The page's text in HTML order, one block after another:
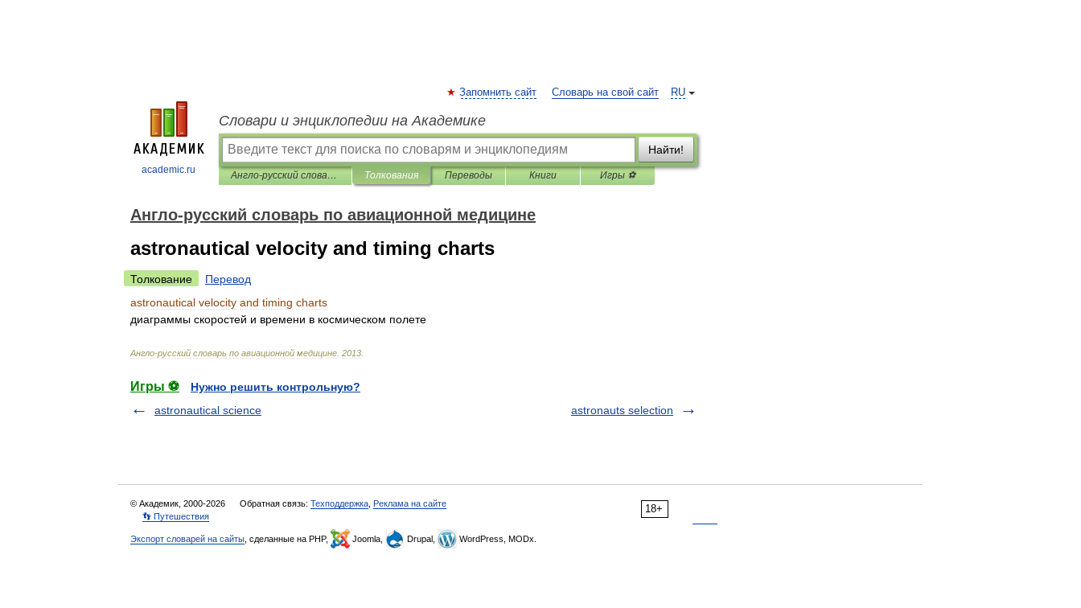
academic.ru
RU
Запомнить сайт Словарь на свой сайт
Словари и энциклопедии на Академике
Найти!
Англо-русский словарь по авиационной медицине Толкования Переводы Книги Игры ⚽
Англо-русский словарь по авиационной медицине
astronautical velocity and timing charts
Толкование
Перевод
astronautical velocity and timing charts
диаграммы скоростей и времени в космическом полете
Англо-русский словарь по авиационной медицине 2013
Игры ⚽
Нужно решить контрольную?
astronautical science
astronauts selection
18+
© Академик, 2000-2026 Обратная связь: Техподдержка Реклама на сайте
👣 Путешествия
Экспорт словарей на сайты , сделанные на PHP, Joomla, Drupal, WordPress, MODx.